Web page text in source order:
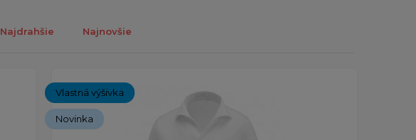
Najdrahšie Najnovšie
Vlastná výšivka
Novinka